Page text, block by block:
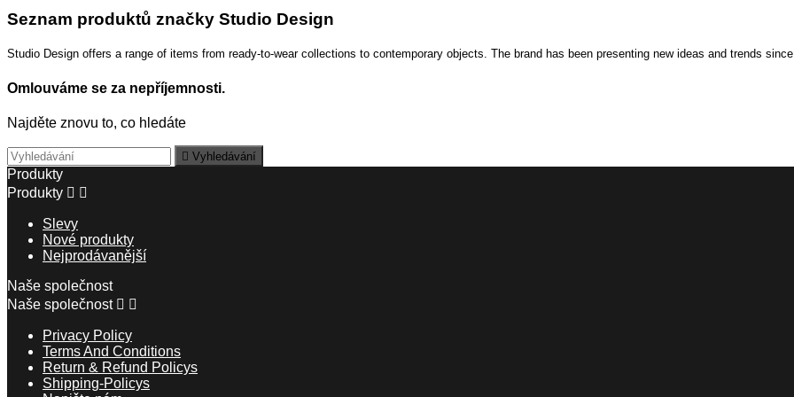
Seznam produktů značky Studio Design
Studio Design offers a range of items from ready-to-wear collections to contemporary objects. The brand has been presenting new ideas and trends
Omlouváme se za nepříjemnosti.
Najděte znovu to, co hledáte
 Vyhledávání
Produkty
Produkty  
Slevy
Nové produkty
Nejprodávanější
Naše společnost
Naše společnost  
Privacy Policy
Terms And Conditions
Return & Refund Policys
Shipping-Policys